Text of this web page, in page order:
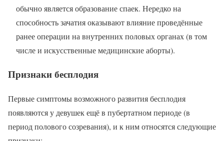
обычно является образование спаек. Нередко на
способность зачатия оказывают влияние проведённые
ранее операции на внутренних половых органах (в том
числе и искусственные медицинские аборты).
Признаки бесплодия
Первые симптомы возможного развития бесплодия
появляются у девушек ещё в пубертатном периоде (в
период полового созревания), и к ним относятся следующие